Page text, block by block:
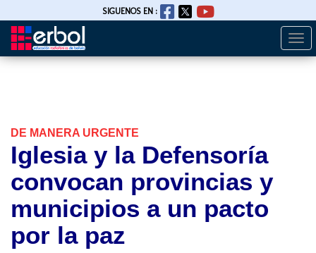
Pasar
SIGUENOS EN :
DE MANERA URGENTE
Iglesia y la Defensoría
convocan provincias y
municipios a un pacto
por la paz